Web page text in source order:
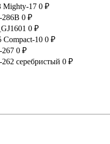
Mighty-17 0 ₽
286B 0 ₽
0 ₽
Compact-10 0 ₽
267 0 ₽
серебристый 0 ₽